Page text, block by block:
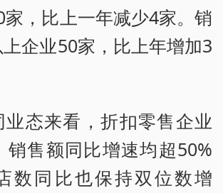
，比上一年减少4家。销
企业50家，比上年增加3
业态来看，折扣零售企业
销售额同比增速均超50%
数同比也保持双位数增